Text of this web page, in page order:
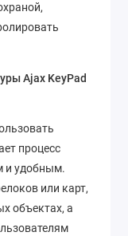
Ajax KeyPad
процесс
и удобным.
или карт,
объектах, а